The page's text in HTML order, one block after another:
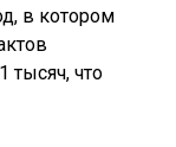
в котором
тысяч, что